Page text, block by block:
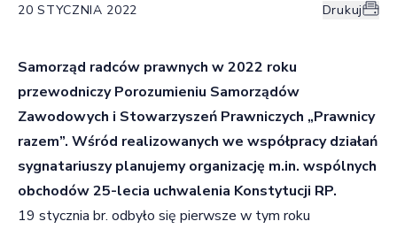
20 STYCZNIA 2022 Drukuj
Samorząd radców prawnych w 2022 roku
przewodniczy Porozumieniu Samorządów
Zawodowych i Stowarzyszeń Prawniczych „Prawnicy
razem”. Wśród realizowanych we współpracy działań
sygnatariuszy planujemy organizację m.in. wspólnych
obchodów 25-lecia uchwalenia Konstytucji RP.
19 stycznia br. odbyło się pierwsze w tym roku